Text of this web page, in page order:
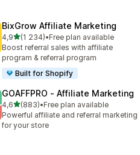
BixGrow Affiliate Marketing
4,9av 5 stjerner
(1 234)
Totalt 1234 omtaler
•Free plan available
Boost referral sales with affiliate
program & referral program
Built for Shopify
GOAFFPRO ‑ Affiliate Marketing
4,6av 5 stjerner
(883)
Totalt 883 omtaler
•Free plan available
Powerful affiliate and referral marketing
for your store